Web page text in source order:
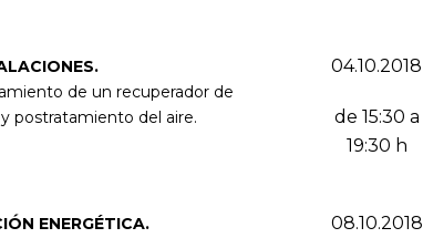
de un recuperador de
postratamiento del aire.
04.10.2018
de 15:30 a
19:30 h
ENERGÉTICA.
08.10.2018